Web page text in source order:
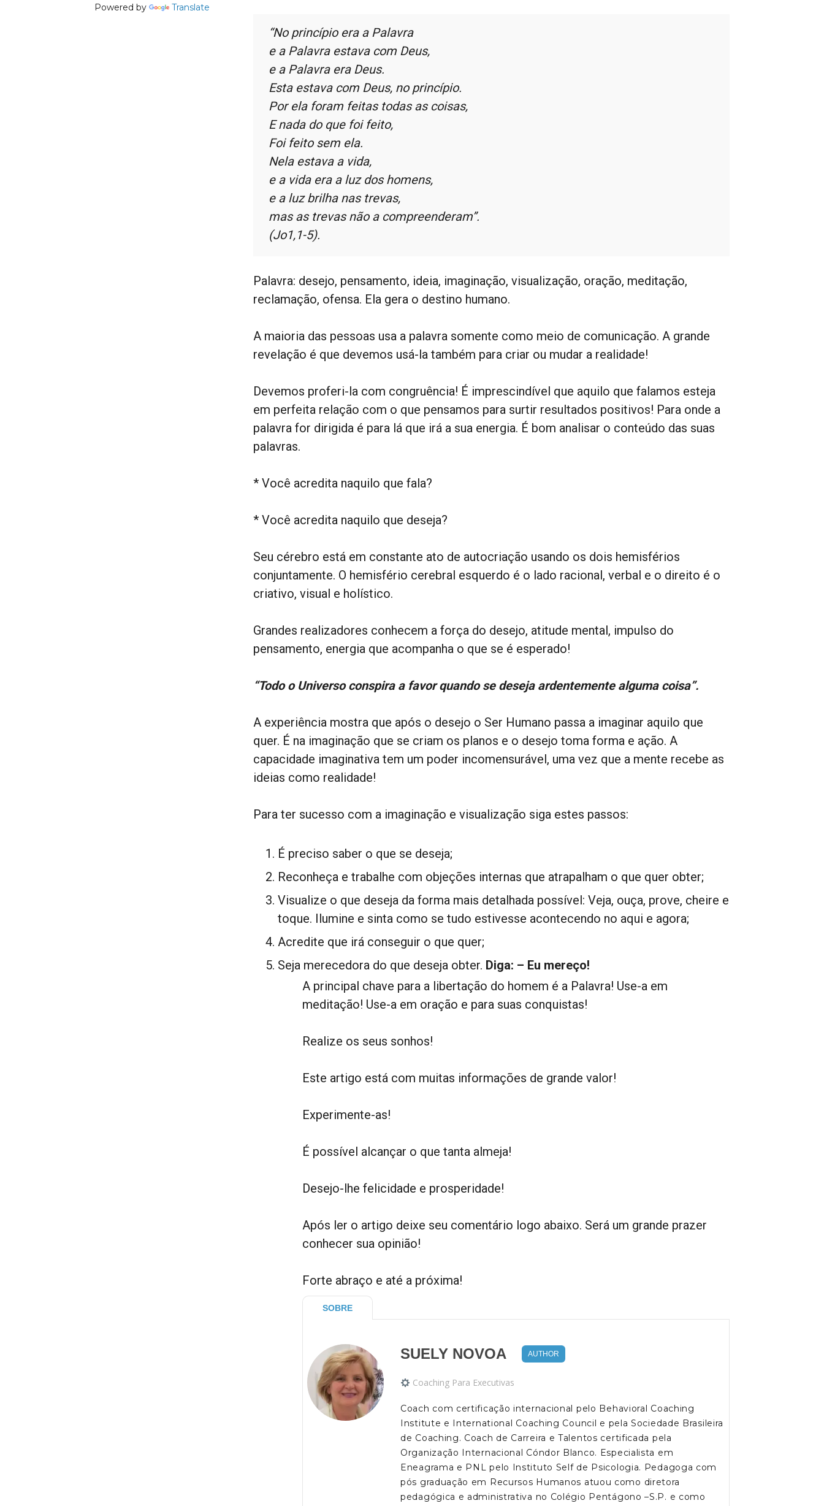
Powered by Translate
“No princípio era a Palavra
e a Palavra estava com Deus,
e a Palavra era Deus.
Esta estava com Deus, no princípio.
Por ela foram feitas todas as coisas,
E nada do que foi feito,
Foi feito sem ela.
Nela estava a vida,
e a vida era a luz dos homens,
e a luz brilha nas trevas,
mas as trevas não a compreenderam”.
(Jo1,1-5).
Palavra: desejo, pensamento, ideia, imaginação, visualização, oração, meditação,
reclamação, ofensa. Ela gera o destino humano.
A maioria das pessoas usa a palavra somente como meio de comunicação. A grande
revelação é que devemos usá-la também para criar ou mudar a realidade!
Devemos proferi-la com congruência! É imprescindível que aquilo que falamos esteja
em perfeita relação com o que pensamos para surtir resultados positivos! Para onde a
palavra for dirigida é para lá que irá a sua energia. É bom analisar o conteúdo das suas
palavras.
* Você acredita naquilo que fala?
* Você acredita naquilo que deseja?
Seu cérebro está em constante ato de autocriação usando os dois hemisférios
conjuntamente. O hemisfério cerebral esquerdo é o lado racional, verbal e o direito é o
criativo, visual e holístico.
Grandes realizadores conhecem a força do desejo, atitude mental, impulso do
pensamento, energia que acompanha o que se é esperado!
“Todo o Universo conspira a favor quando se deseja ardentemente alguma coisa”.
A experiência mostra que após o desejo o Ser Humano passa a imaginar aquilo que
quer. É na imaginação que se criam os planos e o desejo toma forma e ação. A
capacidade imaginativa tem um poder incomensurável, uma vez que a mente recebe as
ideias como realidade!
Para ter sucesso com a imaginação e visualização siga estes passos:
É preciso saber o que se deseja;
Reconheça e trabalhe com objeções internas que atrapalham o que quer obter;
Visualize o que deseja da forma mais detalhada possível: Veja, ouça, prove, cheire e
toque. Ilumine e sinta como se tudo estivesse acontecendo no aqui e agora;
Acredite que irá conseguir o que quer;
Seja merecedora do que deseja obter. Diga: – Eu mereço!
A principal chave para a libertação do homem é a Palavra! Use-a em
meditação! Use-a em oração e para suas conquistas!
Realize os seus sonhos!
Este artigo está com muitas informações de grande valor!
Experimente-as!
É possível alcançar o que tanta almeja!
Desejo-lhe felicidade e prosperidade!
Após ler o artigo deixe seu comentário logo abaixo. Será um grande prazer
conhecer sua opinião!
Forte abraço e até a próxima!
SOBRE
SUELY NOVOA AUTHOR
Coaching Para Executivas
Coach com certificação internacional pelo Behavioral Coaching
Institute e International Coaching Council e pela Sociedade Brasileira
de Coaching. Coach de Carreira e Talentos certificada pela
Organização Internacional Cóndor Blanco. Especialista em
Eneagrama e PNL pelo Instituto Self de Psicologia. Pedagoga com
pós graduação em Recursos Humanos atuou como diretora
pedagógica e administrativa no Colégio Pentágono –S.P. e como